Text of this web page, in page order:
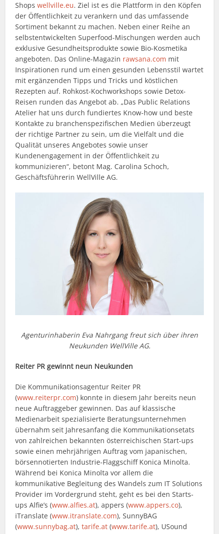
Shopswellville.eu. Ziel ist es die Plattform in den Köpfen
der Öffentlichkeit zu verankern und das umfassende
Sortiment bekannt zu machen. Neben einer Reihe an
selbstentwickelten Superfood-Mischungen werden auch
exklusive Gesundheitsprodukte sowie Bio-Kosmetika
angeboten. Das Online-Magazin rawsana.com mit
Inspirationen rund um einen gesunden Lebensstil wartet
mit ergänzenden Tipps und Tricks und köstlichen
Rezepten auf. Rohkost-Kochworkshops sowie Detox-
Reisen runden das Angebot ab. „Das Public Relations
Atelier hat uns durch fundiertes Know-how und beste
Kontakte zu branchenspezifischen Medien überzeugt
der richtige Partner zu sein, um die Vielfalt und die
Qualität unseres Angebotes sowie unser
Kundenengagement in der Öffentlichkeit zu
kommunizieren“, betont Mag. Carolina Schoch,
Geschäftsführerin WellVille AG.
Agenturinhaberin Eva Nahrgang freut sich über ihren
Neukunden WellVille AG.
Reiter PR gewinnt neun Neukunden
Die Kommunikationsagentur Reiter PR
(www.reiterpr.com) konnte in diesem Jahr bereits neun
neue Auftraggeber gewinnen. Das auf klassische
Medienarbeit spezialisierte Beratungsunternehmen
übernahm seit Jahresanfang die Kommunikationsetats
von zahlreichen bekannten österreichischen Start-ups
sowie einen mehrjährigen Auftrag vom japanischen,
börsennotierten Industrie-Flaggschiff Konica Minolta.
Während bei Konica Minolta vor allem die
kommunikative Begleitung des Wandels zum IT Solutions
Provider im Vordergrund steht, geht es bei den Starts-
ups Alfie’s (www.alfies.at), appers (www.appers.co),
iTranslate (www.itranslate.com), SunnyBAG
(www.sunnybag.at),tarife.at (www.tarife.at), USound